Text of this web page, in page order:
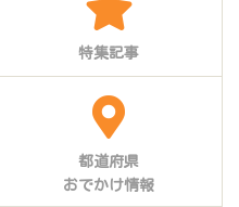
特集記事
都道府県
おでかけ情報